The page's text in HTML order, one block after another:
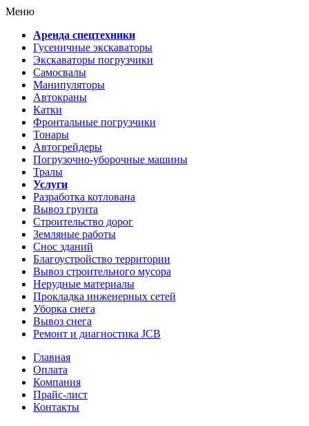
Меню
Аренда спецтехники
Гусеничные экскаваторы
Экскаваторы погрузчики
Самосвалы
Манипуляторы
Автокраны
Катки
Фронтальные погрузчики
Тонары
Автогрейдеры
Погрузочно-уборочные машины
Тралы
Услуги
Разработка котлована
Вывоз грунта
Строительство дорог
Земляные работы
Снос зданий
Благоустройство территории
Вывоз строительного мусора
Нерудные материалы
Прокладка инженерных сетей
Уборка снега
Вывоз снега
Ремонт и диагностика JCB
Главная
Оплата
Компания
Прайс-лист
Контакты